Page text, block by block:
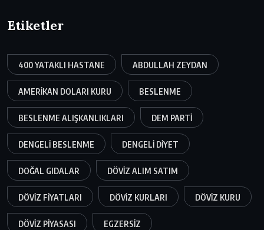
Etiketler
400 YATAKLI HASTANE ABDULLAH ZEYDAN
AMERIKAN DOLARI KURU BESLENME
BESLENME ALIŞKANLIKLARI DEM PARTI
DENGELI BESLENME DENGELI DIYET
DOĞAL GIDALAR DÖVIZ ALIM SATIM
DÖVIZ FIYATLARI DÖVIZ KURLARI DÖVIZ KURU
DÖVIZ PIYASASI EGZERSIZ